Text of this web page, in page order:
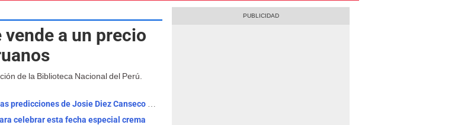
a un precio
de la Biblioteca Nacional del Perú.
Horóscopo de HOY, viernes 7 de agosto de 2026: GRATIS las predicciones de Josie Diez Canseco para tu signo
celebrar esta fecha especial crema